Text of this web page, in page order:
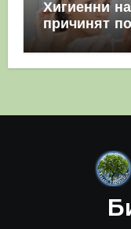
Хигиенни
причинят
полза